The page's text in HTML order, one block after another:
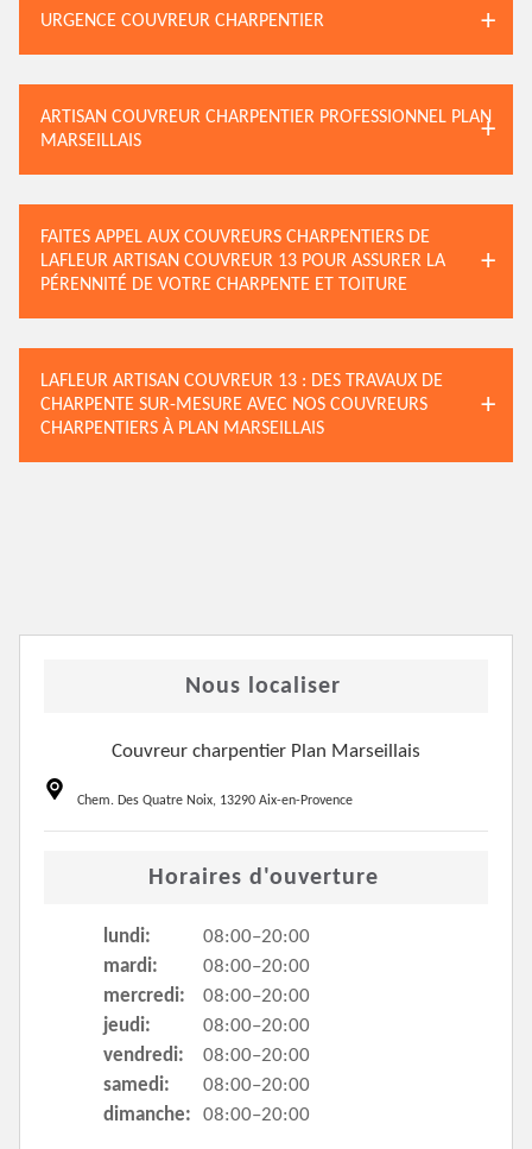
URGENCE COUVREUR CHARPENTIER
ARTISAN COUVREUR CHARPENTIER PROFESSIONNEL PLAN
MARSEILLAIS
FAITES APPEL AUX COUVREURS CHARPENTIERS DE
LAFLEUR ARTISAN COUVREUR 13 POUR ASSURER LA
PÉRENNITÉ DE VOTRE CHARPENTE ET TOITURE
LAFLEUR ARTISAN COUVREUR 13 : DES TRAVAUX DE
CHARPENTE SUR-MESURE AVEC NOS COUVREURS
CHARPENTIERS À PLAN MARSEILLAIS
Nous localiser
Couvreur charpentier Plan Marseillais
Chem. Des Quatre Noix, 13290 Aix-en-Provence
Horaires d'ouverture
lundi:
08:00–20:00
mardi:
08:00–20:00
mercredi:
08:00–20:00
jeudi:
08:00–20:00
vendredi:
08:00–20:00
samedi:
08:00–20:00
dimanche:
08:00–20:00